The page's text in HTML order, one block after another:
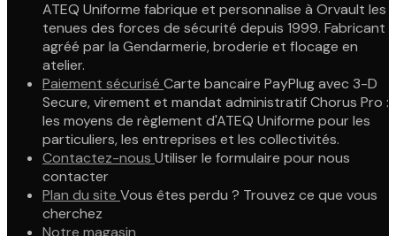
ATEQ Uniforme fabrique et personnalise à Orvault les
tenues des forces de sécurité depuis 1999. Fabricant
agréé par la Gendarmerie, broderie et flocage en
atelier.
Paiement sécurisé Carte bancaire PayPlug avec 3-D
Secure, virement et mandat administratif Chorus Pro :
les moyens de règlement d'ATEQ Uniforme pour les
particuliers, les entreprises et les collectivités.
Contactez-nous Utiliser le formulaire pour nous
contacter
Plan du site Vous êtes perdu ? Trouvez ce que vous
cherchez
Notre magasin